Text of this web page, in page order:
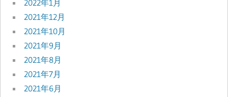
2022年1月
2021年12月
2021年10月
2021年9月
2021年8月
2021年7月
2021年6月